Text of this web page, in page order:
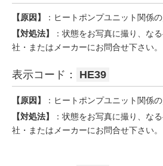
【原因】
：ヒートポンプユニット関係
【対処法】
：状態をお写真に撮り、な
社・またはメーカーにお問合せ下さい。
表示コード： HE39
【原因】
：ヒートポンプユニット関係
【対処法】
：状態をお写真に撮り、な
社・またはメーカーにお問合せ下さい。